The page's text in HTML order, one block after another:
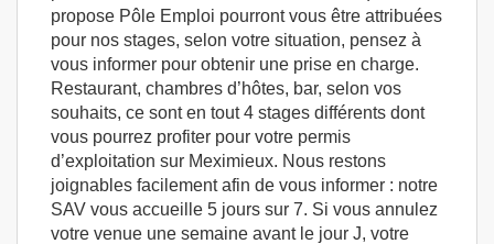
propose Pôle Emploi pourront vous être attribuées
pour nos stages, selon votre situation, pensez à
vous informer pour obtenir une prise en charge.
Restaurant, chambres d’hôtes, bar, selon vos
souhaits, ce sont en tout 4 stages différents dont
vous pourrez profiter pour votre permis
d’exploitation sur Meximieux. Nous restons
joignables facilement afin de vous informer : notre
SAV vous accueille 5 jours sur 7. Si vous annulez
votre venue une semaine avant le jour J, votre